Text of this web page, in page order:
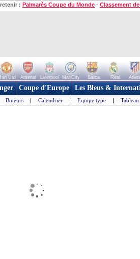
: Palmarès Coupe du Monde - Classement
Utd Arsenal Liverpool ManCity Barca Real
Coupe d'Europe Les Bleus &
Buteurs | Calendrier | Equipe type |